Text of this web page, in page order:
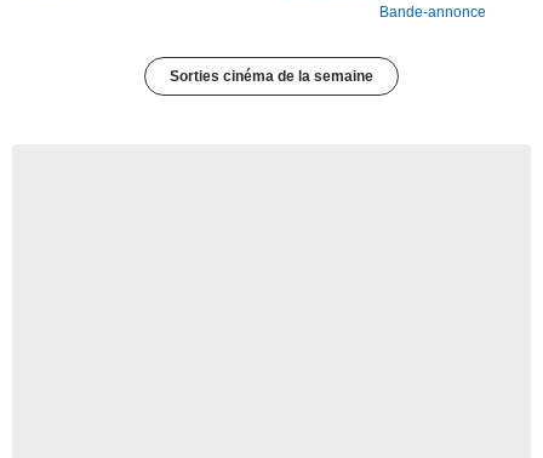
Bande-annonce
Sorties cinéma de la semaine